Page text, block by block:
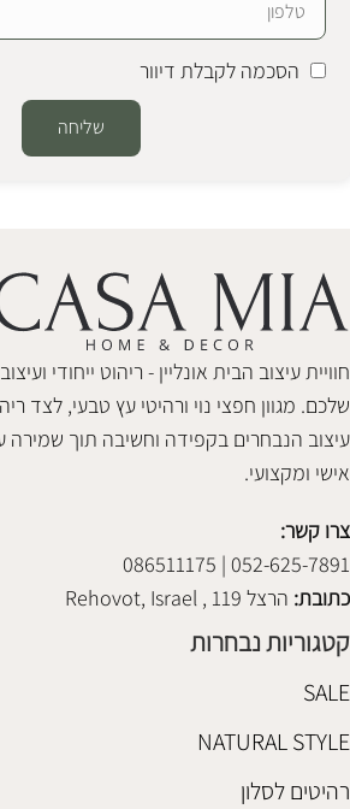
הסכמה לקבלת דיוור
שליחה
חוויית עיצוב הבית אונליין - ריהוט ייחודי
שלכם. מגוון חפצי נוי ורהיטי עץ טבעי, לצד
עיצוב הנבחרים בקפידה וחשיבה תוך שמירה
אישי ומקצועי.
צרו קשר:
052-625-7891 | 086511175
כתובת: הרצל 119 , Rehovot, Israel
קטגוריות נבחרות
SALE
NATURAL STYLE
רהיטים לסלון